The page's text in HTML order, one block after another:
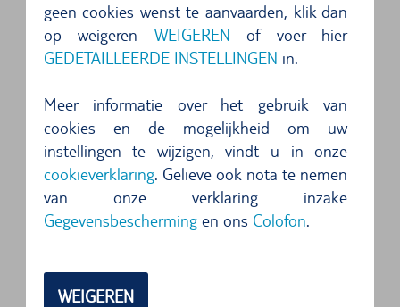
geen cookies wenst te aanvaarden, klik dan
op weigeren WEIGEREN of voer hier
GEDETAILLEERDE INSTELLINGEN in.
Meer informatie over het gebruik van
cookies en de mogelijkheid om uw
instellingen te wijzigen, vindt u in onze
cookieverklaring. Gelieve ook nota te nemen
van onze verklaring inzake
Gegevensbeschermingen ons Colofon.
WEIGEREN
De levendige metropool: met de
huurauto Miami veroveren
ongeveer 3000 kilometer strand, een blauwe
hemel en een smaragdgroene zee die het hele
jaar door goed aangenaam warm is en een
perfecte golfslag heeft. Hier is het leven zonder
zorgen en kunt u in alle vrijheid en blijheid
de bikinidames en spierbundels rond op South